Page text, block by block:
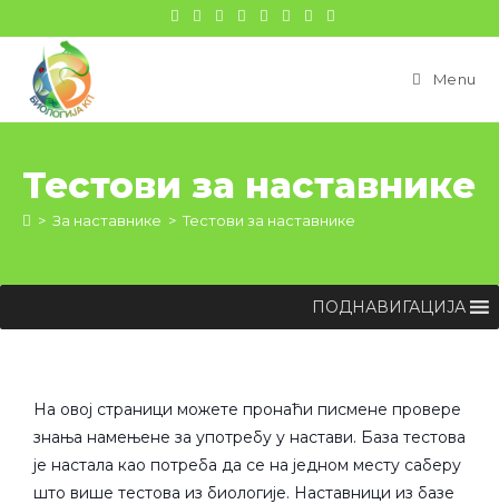
Menu
Тестови за наставнике
> За наставнике > Тестови за наставнике
ПОДНАВИГАЦИЈА
На овој страници можете пронаћи писмене провере
знања намењене за употребу у настави. База тестова
је настала као потреба да се на једном месту саберу
што више тестова из биологије. Наставници из базе